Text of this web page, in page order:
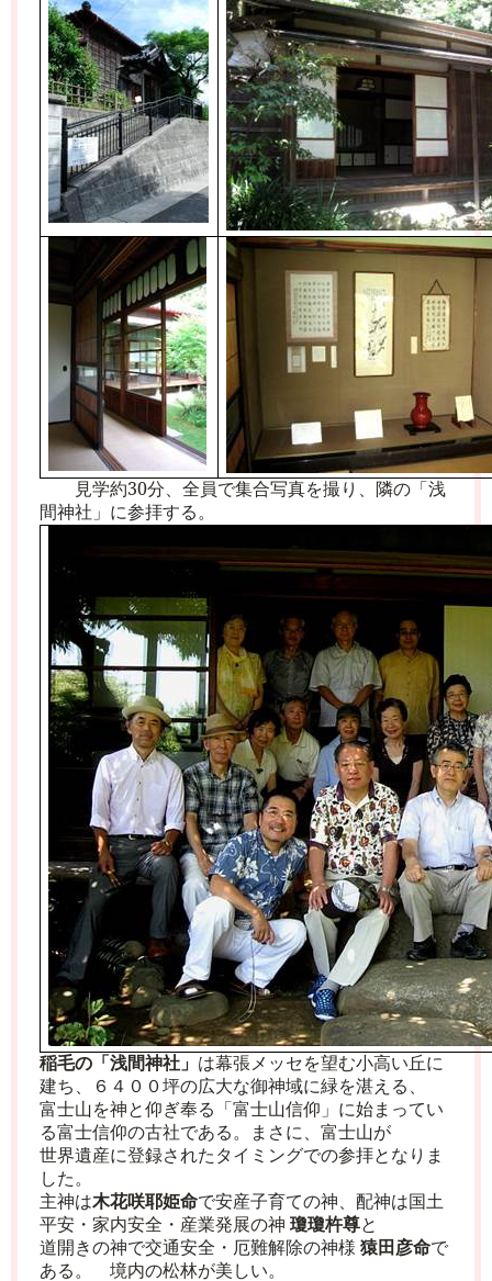
見学約30分、 全員で集合写真を撮り、 隣の「浅
間神社」に参拝する。
稲毛の「浅間神社」 は幕張メッセを望む小高い丘に
建ち、６４００坪の広大な御神域に緑を湛える、
富士山を神と仰ぎ奉る「富士山信仰」に始まってい
る富士信仰の古社である。まさに、富士山が
世界遺産に登録されたタイミングでの参拝となりま
した。
主神は木花咲耶姫命で安産子育ての神、配神は国土
平安・家内安全・産業発展の神 瓊瓊杵尊と
道開きの神で交通安全・厄難解除の神様 猿田彦命で
ある。
境内の松林が美しい。